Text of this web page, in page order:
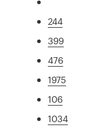
244
399
476
1975
106
1034